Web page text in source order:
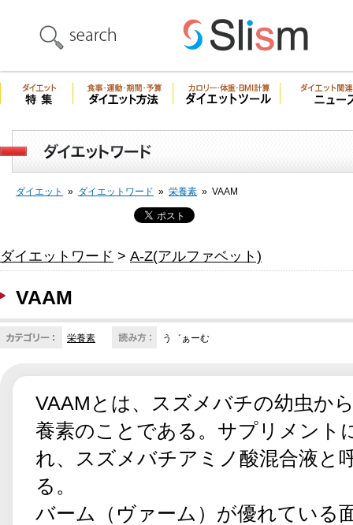
ダイエット » ダイエットワード » 栄養素 » VAAM
ダイエットワード > A-Z(アルファベット)
VAAM
栄養素 う゛ぁーむ
VAAMとは、スズメバチの幼虫か
養素のことである。サプリメント
れ、スズメバチアミノ酸混合液と
る。
バーム（ヴァーム）が優れている